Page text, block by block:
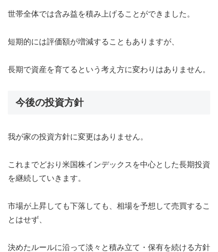
世帯全体では含み益を積み上げることができました。
短期的には評価額が増減することもありますが、
長期で資産を育てるという考え方に変わりはありません。
今後の投資方針
我が家の投資方針に変更はありません。
これまでどおり米国株インデックスを中心とした長期投資
を継続していきます。
市場が上昇しても下落しても、相場を予想して売買するこ
とはせず、
決めたルールに沿って淡々と積み立て・保有を続ける方針